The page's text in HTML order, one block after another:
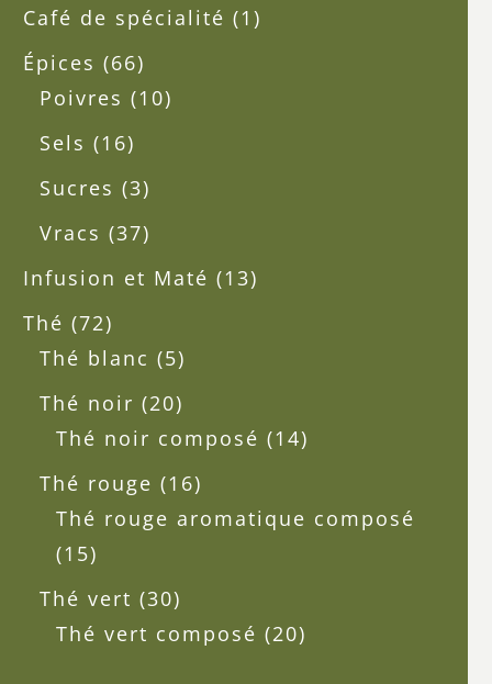
Café de spécialité 11
Épices 6666
produits
Poivres 1010
Sels 1616
produits
Sucres 33
produits
Vracs 3737
produits
Infusion et Maté 1313
Thé 7272
produits
Thé blanc 55
produits
Thé noir 2020
produits
Thé noir composé 1414
Thé rouge 1616
produits
Thé rouge aromatique composé
1515
produits
Thé vert 3030
produits
Thé vert composé 2020